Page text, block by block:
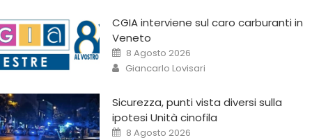
CGIA interviene sul caro carburanti in
Veneto
8 Agosto 2026
Giancarlo Lovisari
Sicurezza, punti vista diversi sulla
ipotesi Unità cinofila
8 Agosto 2026